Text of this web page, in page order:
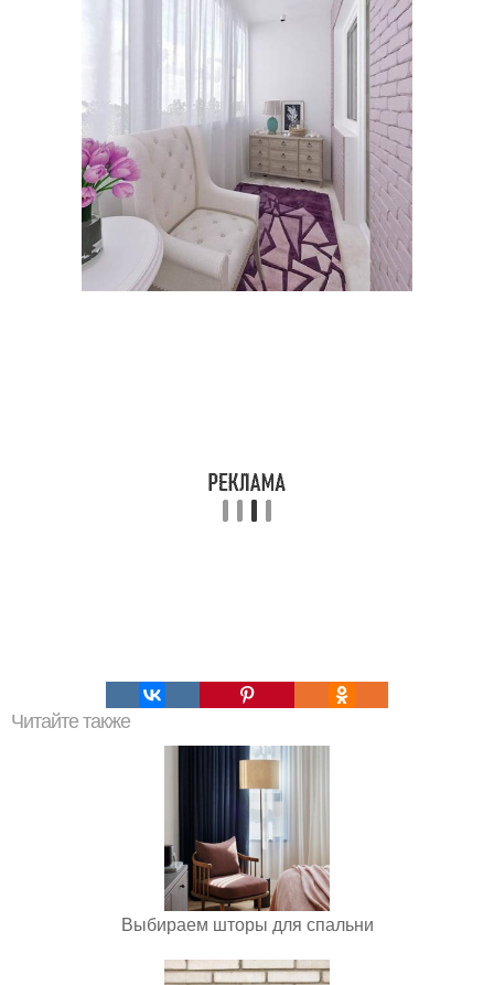
Читайте также
Выбираем шторы для спальни